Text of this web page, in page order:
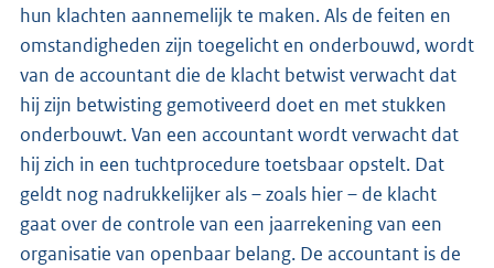
hun klachten aannemelijk te maken. Als de feiten en
omstandigheden zijn toegelicht en onderbouwd, wordt
van de accountant die de klacht betwist verwacht dat
hij zijn betwisting gemotiveerd doet en met stukken
onderbouwt. Van een accountant wordt verwacht dat
hij zich in een tuchtprocedure toetsbaar opstelt. Dat
geldt nog nadrukkelijker als – zoals hier – de klacht
gaat over de controle van een jaarrekening van een
organisatie van openbaar belang. De accountant is de